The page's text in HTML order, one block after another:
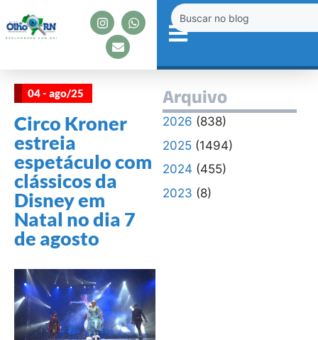
04 - ago/25
Circo Kroner
estreia
espetáculo com
clássicos da
Disney em
Natal no dia 7
de agosto
Arquivo
2026 (838)
2025(1494)
2024 (455)
2023 (8)